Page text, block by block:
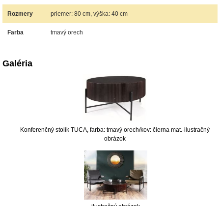
Rozmery priemer: 80 cm, výška: 40 cm
Farba tmavý orech
Galéria
Konferenčný stolík TUCA, farba: tmavý orech/kov: čierna mat.-ilustračný
obrázok